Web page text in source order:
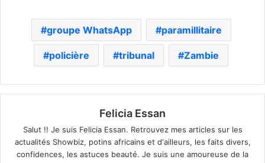
groupe WhatsApp paramillitaire
policière tribunal Zambie
Felicia Essan
Salut !! Je suis Felicia Essan. Retrouvez mes articles sur les
actualités Showbiz, potins africains et d'ailleurs, les faits divers,
confidences, les astuces beauté. Je suis une amoureuse de la